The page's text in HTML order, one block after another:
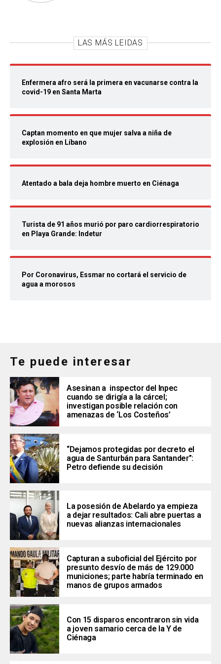
LAS MÁS LEIDAS
Enfermera afro será la primera en vacunarse contra la
covid-19 en Santa Marta
Captan momento en que mujer salva a niña de
explosión en Líbano
Atentado a bala deja hombre muerto en Ciénaga
Turista de 91 años murió por paro cardiorrespiratorio
en Playa Grande: Indetur
Por Coronavirus, Essmar no cortará el servicio de
agua a morosos
Te puede interesar
Asesinan a inspector del Inpec
cuando se dirigía a la cárcel;
investigan posible relación con
amenazas de ‘Los Costeños’
“Dejamos protegidas por decreto el
agua de Santurbán para Santander”:
Petro defiende su decisión
La posesión de Abelardo ya empieza
a dejar resultados: Cali abre puertas a
nuevas alianzas internacionales
Capturan a suboficial del Ejército por
presunto desvío de más de 129.000
municiones; parte habría terminado en
manos de grupos armados
Con 15 disparos encontraron sin vida
a joven samario cerca de la Y de
Ciénaga